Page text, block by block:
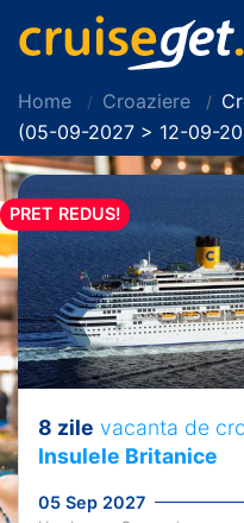
Home Croaziere
(05-09-2027 > 12-09-
PRET REDUS!
8 zile vacanta de
Insulele Britanice
05 Sep 2027